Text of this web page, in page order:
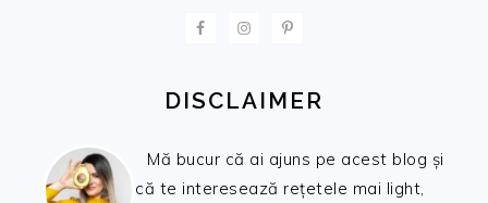
DISCLAIMER
Mă bucur că ai ajuns pe acest blog și
că te interesează rețetele mai light,